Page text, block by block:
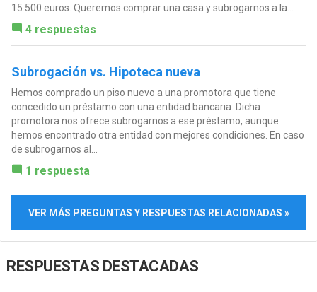
15.500 euros. Queremos comprar una casa y subrogarnos a la...
4 respuestas
Subrogación vs. Hipoteca nueva
Hemos comprado un piso nuevo a una promotora que tiene
concedido un préstamo con una entidad bancaria. Dicha
promotora nos ofrece subrogarnos a ese préstamo, aunque
hemos encontrado otra entidad con mejores condiciones. En caso
de subrogarnos al...
1 respuesta
VER MÁS PREGUNTAS Y RESPUESTAS RELACIONADAS »
RESPUESTAS DESTACADAS